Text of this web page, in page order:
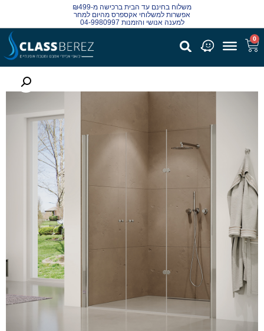
משלוח בחינם עד הבית ברכישה מ-₪499
אפשרות למשלוחי אקספרס מהיום למחר
למענה אנושי והזמנות 04-9980997
0